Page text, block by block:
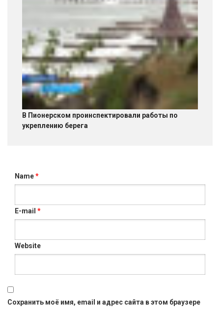
В Пионерском проинспектировали работы по
укреплению берега
Name*
E-mail *
Website
Сохранить моё имя, email и адрес сайта в этом браузере